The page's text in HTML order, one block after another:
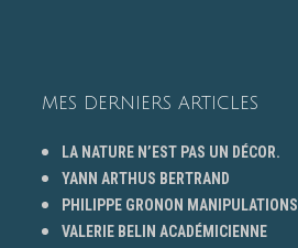
MES DERNIERS ARTICLES
LA NATURE N’EST PAS UN DÉCOR.
YANN ARTHUS BERTRAND
PHILIPPE GRONON MANIPULATIONS
VALERIE BELIN ACADÉMICIENNE